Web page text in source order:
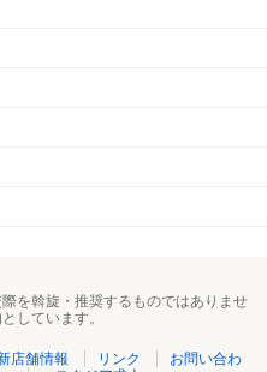
を斡旋・推奨するものではありませ
しています。
店舗情報 リンク
お問い合わ